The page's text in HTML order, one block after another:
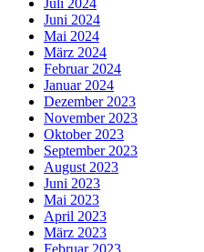
Juni 2024
Mai 2024
März 2024
Februar 2024
Januar 2024
Dezember 2023
November 2023
Oktober 2023
September 2023
August 2023
Juni 2023
Mai 2023
April 2023
März 2023
Februar 2023